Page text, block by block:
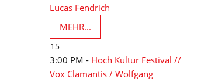
Lucas Fendrich
MEHR...
15
3:00 PM - Hoch Kultur Festival //
Vox Clamantis / Wolfgang